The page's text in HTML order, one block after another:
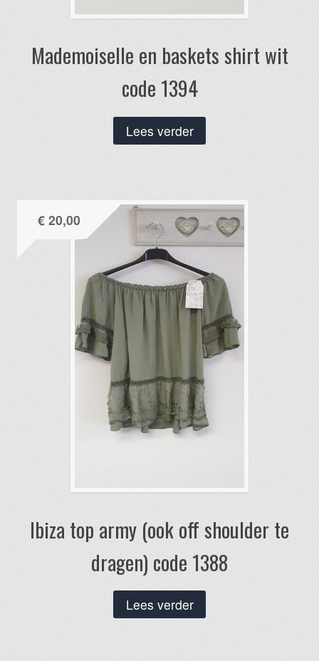
Mademoiselle en baskets shirt wit
code 1394
Lees verder
Ibiza top army (ook off shoulder te
dragen) code 1388
€20,00
Lees verder